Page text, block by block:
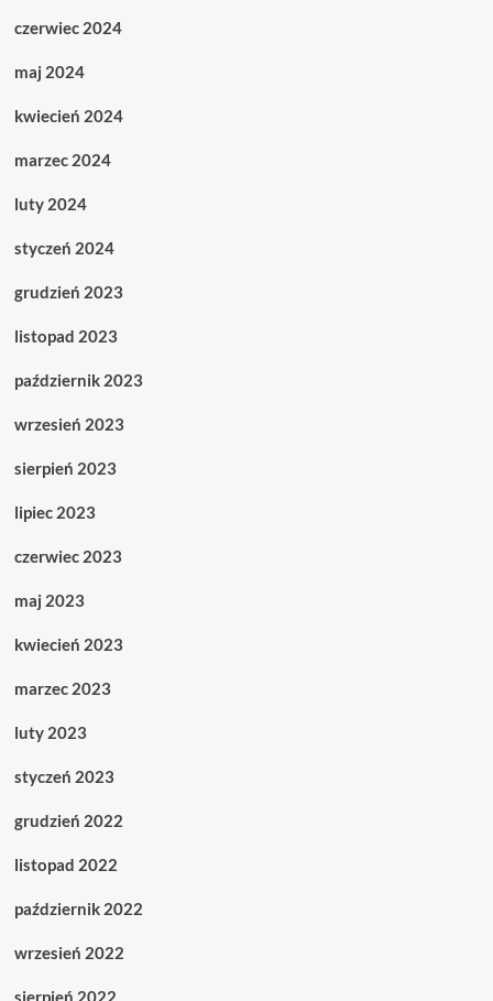
czerwiec 2024
maj 2024
kwiecień 2024
marzec 2024
luty 2024
styczeń 2024
grudzień 2023
listopad 2023
październik 2023
wrzesień 2023
sierpień 2023
lipiec 2023
czerwiec 2023
maj 2023
kwiecień 2023
marzec 2023
luty 2023
styczeń 2023
grudzień 2022
listopad 2022
październik 2022
wrzesień 2022